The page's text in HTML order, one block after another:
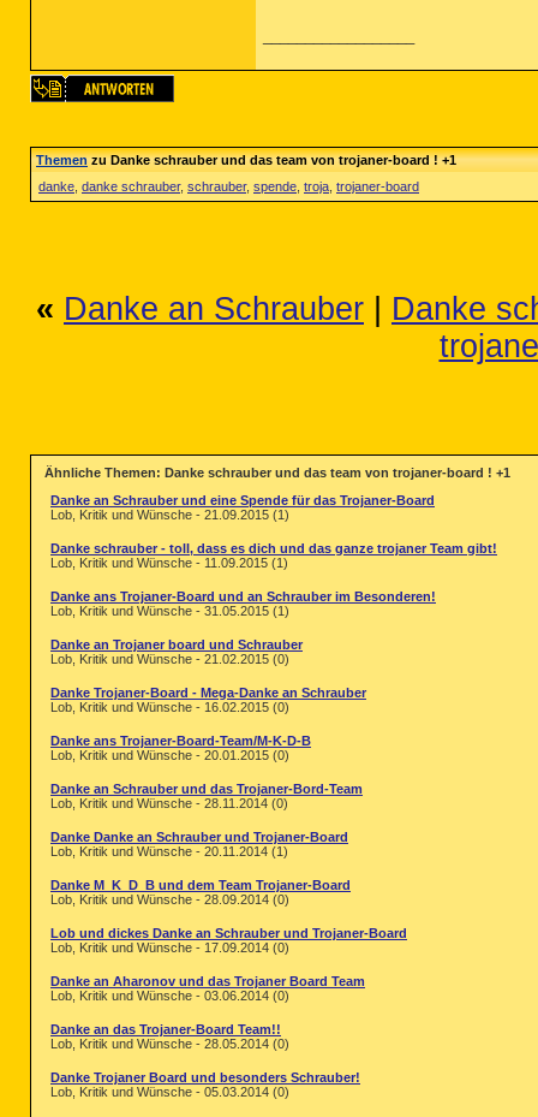
Themenzu Danke schrauber und das team von trojaner-board ! +1
danke danke schrauber, schrauber, spende troja trojaner-board
« Danke an Schrauber
Danke
Ähnliche Themen: Danke schrauber und das team von trojaner-board ! +1
Danke an Schrauber und eine Spende für das Trojaner-Board
Lob, Kritik und Wünsche - 21.09.2015 (1)
Danke schrauber - toll, dass es dich und das ganze trojaner Team gibt!
Lob, Kritik und Wünsche - 11.09.2015 (1)
Danke ans Trojaner-Board und an Schrauber im Besonderen!
Lob, Kritik und Wünsche - 31.05.2015 (1)
Danke an Trojaner board und Schrauber
Lob, Kritik und Wünsche - 21.02.2015 (0)
Danke Trojaner-Board - Mega-Danke an Schrauber
Lob, Kritik und Wünsche - 16.02.2015 (0)
Danke ans Trojaner-Board-Team/M-K-D-B
Lob, Kritik und Wünsche - 20.01.2015 (0)
Danke an Schrauber und das Trojaner-Bord-Team
Lob, Kritik und Wünsche - 28.11.2014 (0)
Danke Danke an Schrauber und Trojaner-Board
Lob, Kritik und Wünsche - 20.11.2014 (1)
Danke M_K_D_B und dem Team Trojaner-Board
Lob, Kritik und Wünsche - 28.09.2014 (0)
Lob und dickes Danke an Schrauber und Trojaner-Board
Lob, Kritik und Wünsche - 17.09.2014 (0)
Danke an Aharonov und das Trojaner Board Team
Lob, Kritik und Wünsche - 03.06.2014 (0)
Danke an das Trojaner-Board Team!!
Lob, Kritik und Wünsche - 28.05.2014 (0)
Danke Trojaner Board und besonders Schrauber!
Lob, Kritik und Wünsche - 05.03.2014 (0)